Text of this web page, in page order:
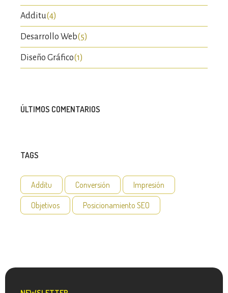
Additu(4)
Desarrollo Web(5)
Diseño Gráfico(1)
ÚLTIMOS COMENTARIOS
TAGS
Additu Conversión
Impresión
Objetivos
Posicionamiento SEO